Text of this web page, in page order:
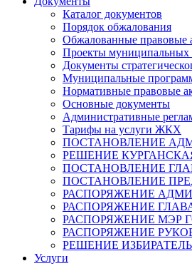
Каталог документов
Порядок обжалования
Обжалованные правовые
Проекты муниципальных
Документы
Муниципальные
Нормативные правовые
Основные документы
Административные
Тарифы на услуги ЖКХ
ПОСТАНОВЛЕНИЕ
РЕШЕНИЕ
ПОСТАНОВЛЕНИЕ
ПОСТАНОВЛЕНИЕ
РАСПОРЯЖЕНИЕ
РАСПОРЯЖЕНИЕ
РАСПОРЯЖЕНИЕ МЭР
РАСПОРЯЖЕНИЕ
РЕШЕНИЕ
Услуги